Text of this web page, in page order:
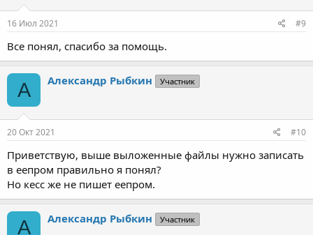
16 Июл 2021 #9
Все понял, спасибо за помощь.
А Александр Рыбкин Участник
20 Окт 2021 #10
Приветствую, выше выложенные файлы нужно записать
в еепром правильно я понял?
Но кесс же не пишет еепром.
А Александр Рыбкин Участник